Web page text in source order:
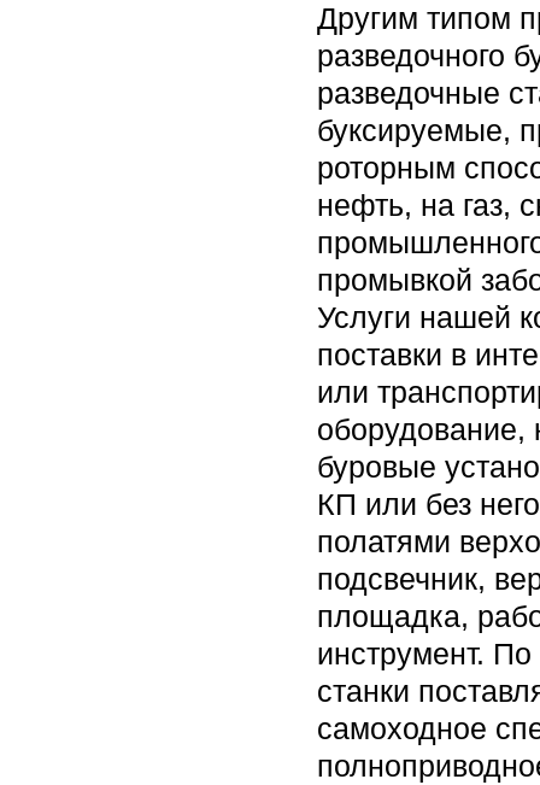
Другим типом
разведочного
разведочные
буксируемые,
роторным
нефть, на газ,
промывкой
Услуги нашей
поставки в
или
оборудование,
буровые
КП или без
полатями
подсвечник,
площадка,
инструмент. По
станки
самоходное